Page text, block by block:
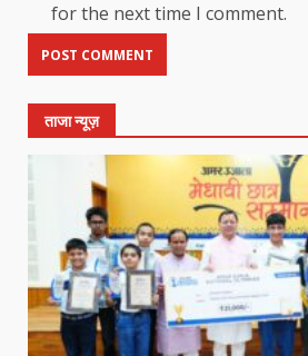
for the next time I comment.
ताजा न्यूज़